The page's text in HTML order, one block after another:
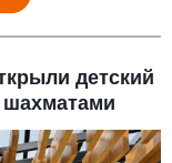
детский
шахматами